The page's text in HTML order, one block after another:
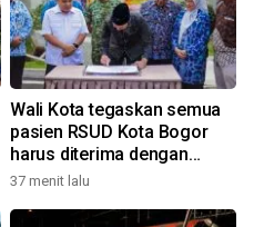
Wali Kota tegaskan semua
pasien RSUD Kota Bogor
harus diterima dengan
profesional
37 menit lalu